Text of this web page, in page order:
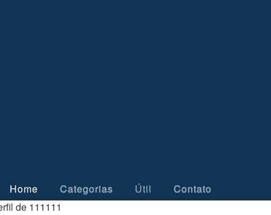
Home Categorias Útil
Contato
de 111111